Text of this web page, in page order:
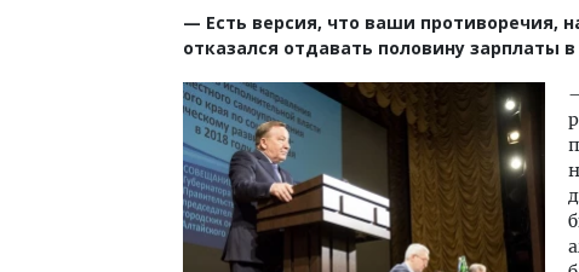
— Есть версия, что ваши противоречия,
отказался отдавать половину зарплаты